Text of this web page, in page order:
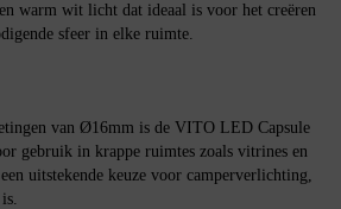
warm wit licht dat ideaal is voor het creëren
sfeer in elke ruimte.
van Ø16mm is de VITO LED Capsule
gebruik in krappe ruimtes zoals vitrines en
uitstekende keuze voor camperverlichting,